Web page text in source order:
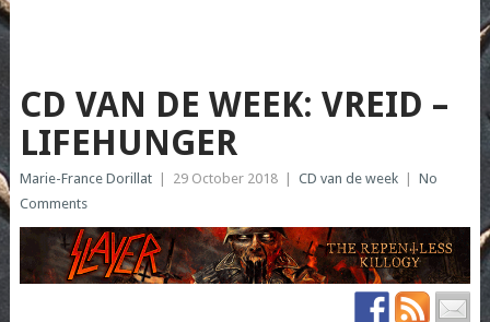
CD VAN DE WEEK: VREID –
LIFEHUNGER
Marie-France Dorillat 29 October 2018 CD van de week
No
Comments